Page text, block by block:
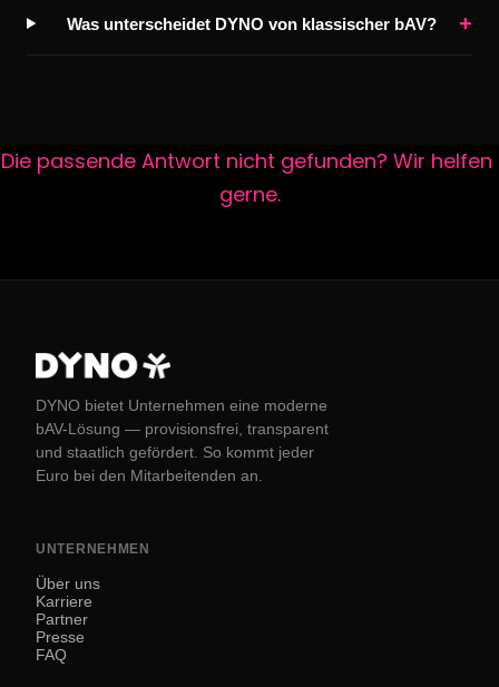
Was unterscheidet DYNO von klassischer bAV? +
Die passende Antwort nicht gefunden? Wir helfen
gerne.
DYNO bietet Unternehmen eine moderne
bAV-Lösung — provisionsfrei, transparent
und staatlich gefördert. So kommt jeder
Euro bei den Mitarbeitenden an.
UNTERNEHMEN
Über uns
Karriere
Partner
Presse
FAQ